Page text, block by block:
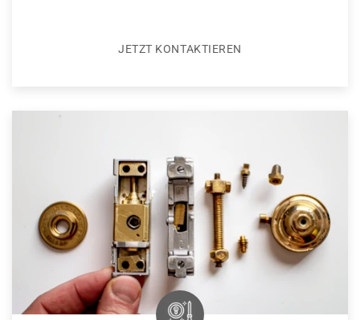
JETZT KONTAKTIEREN